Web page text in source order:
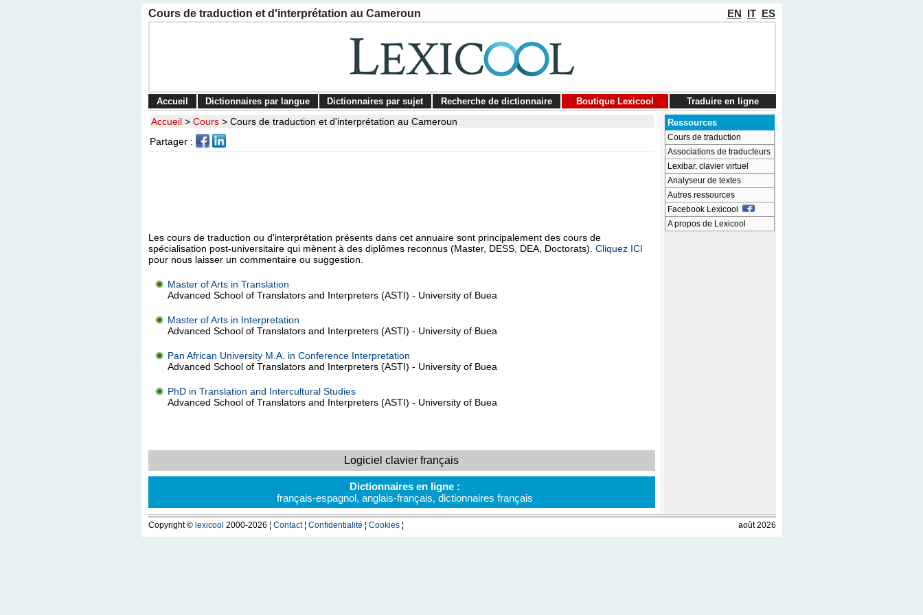
Cours de traduction et d'interprétation au Cameroun EN IT ES
Accueil Dictionnaires par langue Dictionnaires par sujet Recherche de dictionnaire Boutique Lexicool Traduire en ligne
Accueil> Cours> Cours de traduction et d'interprétation au Cameroun
Partager :
Les cours de traduction ou d'interprétation présents dans cet annuaire sont principalement des cours de
spécialisation post-universitaire qui mènent à des diplômes reconnus (Master, DESS, DEA, Doctorats). Cliquez ICI
pour nous laisser un commentaire ou suggestion.
Master of Arts in Translation
Advanced School of Translators and Interpreters (ASTI) - University of Buea
Master of Arts in Interpretation
Advanced School of Translators and Interpreters (ASTI) - University of Buea
Pan African University M.A. in Conference Interpretation
Advanced School of Translators and Interpreters (ASTI) - University of Buea
PhD in Translation and Intercultural Studies
Advanced School of Translators and Interpreters (ASTI) - University of Buea
Logiciel clavier français
Dictionnaires en ligne :
français-espagnol, anglais-français, dictionnaires français
Ressources
Cours de traduction
Associations de traducteurs
Lexibar, clavier virtuel
Analyseur de textes
Autres ressources
Facebook Lexicool
A propos de Lexicool
Copyright © lexicool 2000-2026 ¦ Contact¦ Confidentialité ¦ Cookies¦ août 2026